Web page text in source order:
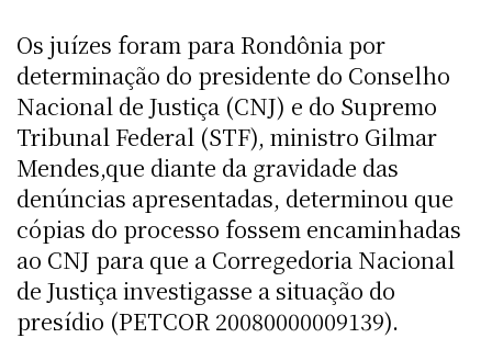
Os juízes foram para Rondônia por
determinação do presidente do Conselho
Nacional de Justiça (CNJ) e do Supremo
Tribunal Federal (STF), ministro Gilmar
Mendes,que diante da gravidade das
denúncias apresentadas, determinou que
cópias do processo fossem encaminhadas
ao CNJ para que a Corregedoria Nacional
de Justiça investigasse a situação do
presídio (PETCOR 20080000009139).